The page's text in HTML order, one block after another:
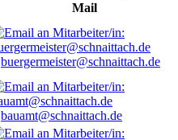
Mail
buergermeister@schnaittach.de
bauamt@schnaittach.de